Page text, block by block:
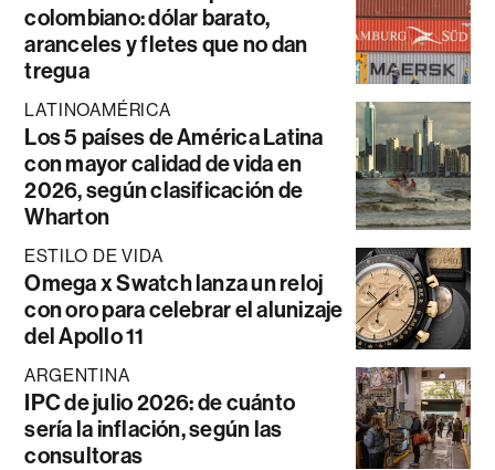
colombiano: dólar barato,
aranceles y fletes que no dan
tregua
LATINOAMÉRICA
Los 5 países de América Latina
con mayor calidad de vida en
2026, según clasificación de
Wharton
ESTILO DE VIDA
Omega x Swatch lanza un reloj
con oro para celebrar el alunizaje
del Apollo 11
ARGENTINA
IPC de julio 2026: de cuánto
sería la inflación, según las
consultoras